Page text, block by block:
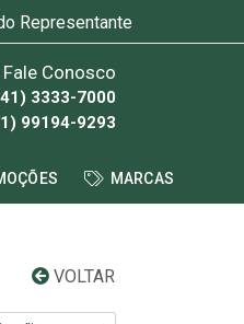
Representante
Fale Conosco
3333-7000
99194-9293
MARCAS
VOLTAR